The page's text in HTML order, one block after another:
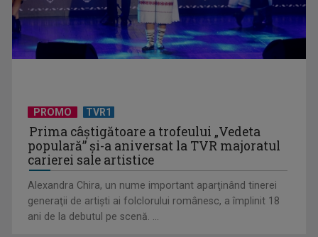
românesc la ...
PROMO TVR1
Prima câştigătoare a trofeului „Vedeta
populară” şi-a aniversat la TVR majoratul
carierei sale artistice
Alexandra Chira, un nume important aparţinând tinerei
generaţii de artişti ai folclorului românesc, a împlinit 18
ani de la debutul pe scenă. ...